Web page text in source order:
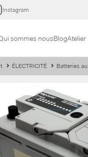
Instagram
sommes nousBlogAtelier
ÉLECTRICITÉ Batteries